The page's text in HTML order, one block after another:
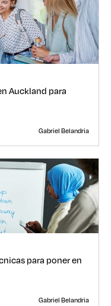
Auckland para
Gabriel Belandria
para poner en
Gabriel Belandria